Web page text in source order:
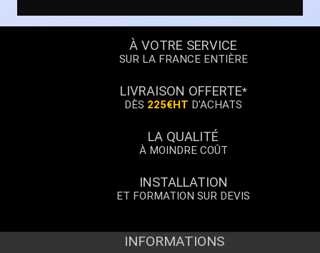
À VOTRE SERVICE
SUR LA FRANCE ENTIÈRE
LIVRAISON OFFERTE*
DÈS 225€HT D'ACHATS
LA QUALITÉ
À MOINDRE COÛT
INSTALLATION
ET FORMATION SUR DEVIS
INFORMATIONS